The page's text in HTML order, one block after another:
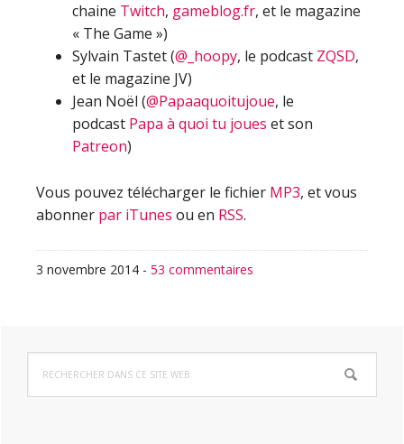
chaine Twitch, gameblog.fr, et le magazine
« The Game »)
Sylvain Tastet (@_hoopy, le podcast ZQSD,
et le magazine JV)
Jean Noël (@Papaaquoitujoue, le
podcast Papa à quoi tu joues et son
Patreon)
Vous pouvez télécharger le fichier MP3, et vous
abonner par iTunes ou en RSS.
3 novembre 2014 - 53 commentaires
Barre
latérale
dans
ce